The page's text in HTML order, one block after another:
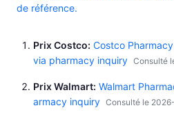
de référence.
Prix Costco Costco
via pharmacy inquiry Consulté
Prix Walmart Walmart
armacy inquiry Consulté le